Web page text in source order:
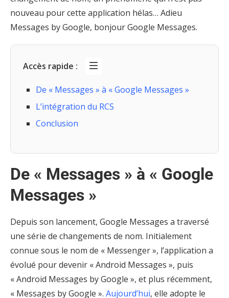
nouveau pour cette application hélas… Adieu
Messages by Google, bonjour Google Messages.
Accès rapide :
De « Messages » à « Google Messages »
L’intégration du RCS
Conclusion
De « Messages » à « Google
Messages »
Depuis son lancement, Google Messages a traversé
une série de changements de nom. Initialement
connue sous le nom de « Messenger », l’application a
évolué pour devenir « Android Messages », puis
« Android Messages by Google », et plus récemment,
« Messages by Google ». Aujourd’hui, elle adopte le